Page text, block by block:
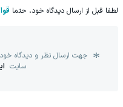
لطفا قبل از ارسال دیدگاه خود، حتما
جهت ارسال نظر و دیدگاه
سایت